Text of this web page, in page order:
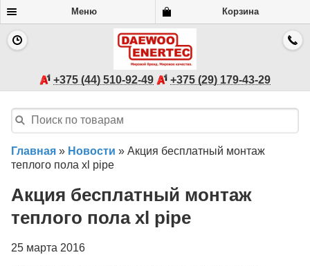
Меню Корзина
+375 (44) 510-92-49 +375 (29) 179-43-29
Главная » Новости » Акция бесплатный монтаж
теплого пола xl pipe
Акция бесплатный монтаж
теплого пола xl pipe
25 марта 2016